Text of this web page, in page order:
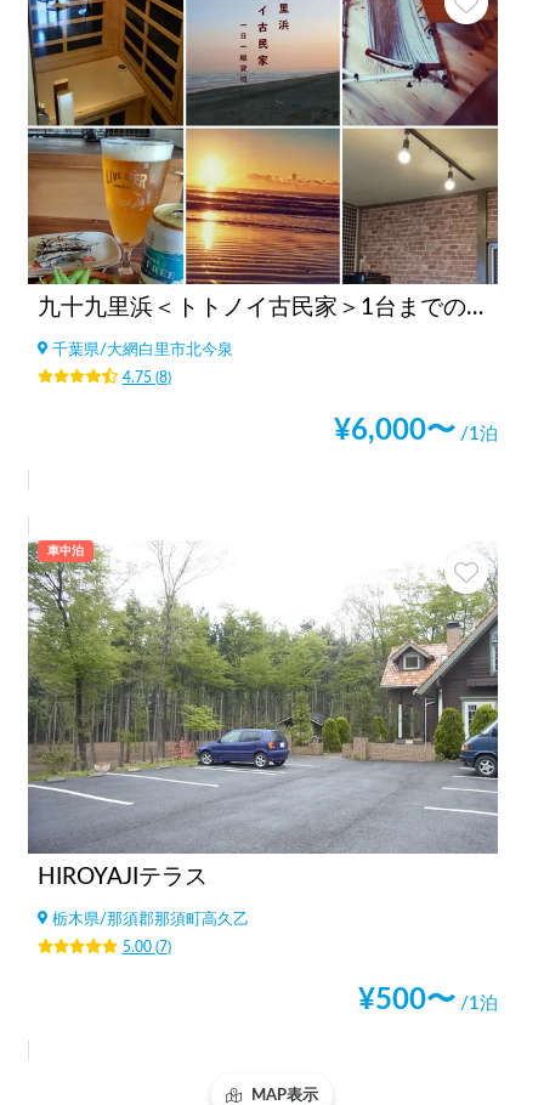
九十九里浜＜トトノイ古民家＞1台までの貸切スペース
千葉県/大網白里市北今泉
4.75(8)
¥6,000〜 /1泊
車中泊
HIROYAJIテラス
栃木県/那須郡那須町高久乙
5.00(7)
¥500〜 /1泊
MAP表示